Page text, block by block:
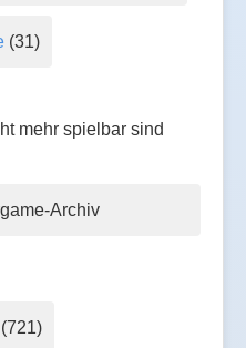
(31)
mehr spielbar sind
Archiv
(721)